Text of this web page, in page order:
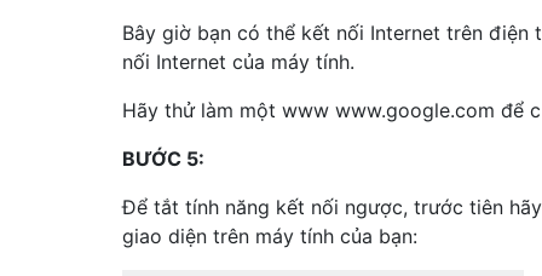
Bây giờ bạn có thể kết nối Internet trên điện
nối Internet của máy tính.
Hãy thử làm một www www.google.com để
BƯỚC 5:
Để tắt tính năng kết nối ngược, trước tiên
giao diện trên máy tính của bạn: